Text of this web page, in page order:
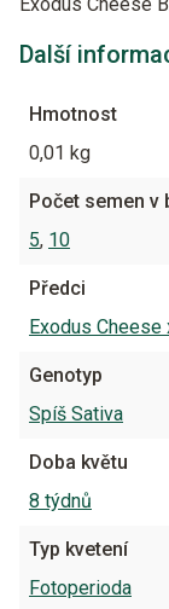
Další
Hmotnost
0,01 kg
Počet semen v
5, 10
Předci
Exodus Cheese
Genotyp
Spíš Sativa
Doba květu
8 týdnů
Typ kvetení
Fotoperioda